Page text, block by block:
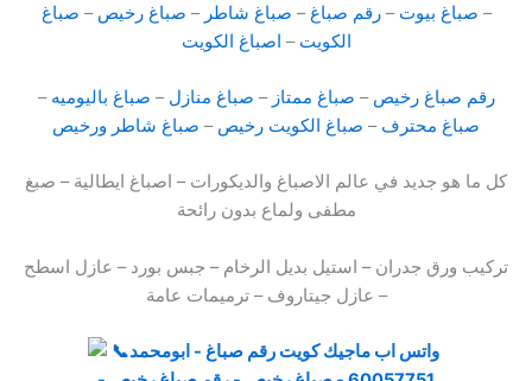
– صباغ بيوت –رقم صباغ – صباغ شاطر – صباغ رخيص – صباغ
الكويت – اصباغ الكويت
رقم صباغ رخيص – صباغ ممتاز – صباغ منازل – صباغ باليوميه –
صباغ محترف – صباغ الكويت رخيص – صباغ شاطر ورخيص
كل ما هو جديد في عالم الاصباغ والديكورات – اصباغ ايطالية – صبغ
مطفى ولماع بدون رائحة
تركيب ورق جدران – استيل بديل الرخام – جبس بورد – عازل اسطح
– عازل جيتاروف – ترميمات عامة